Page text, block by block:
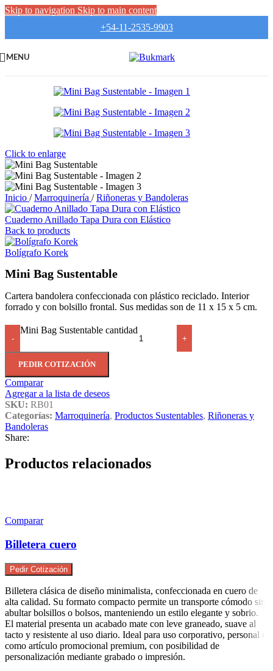
Skip to navigation Skip to main content
+54-11-2535-9903
MENU
Click to enlarge
Inicio / Marroquinería / Riñoneras y Bandoleras
Cuaderno Anillado Tapa Dura con Elástico
Back to products
Bolígrafo Korek
Mini Bag Sustentable
Cartera bandolera confeccionada con plástico reciclado. Interior
forrado y con bolsillo frontal. Sus medidas son de 11 x 15 x 5 cm.
-
Mini Bag Sustentable cantidad
+
PEDIR COTIZACIÓN
Comparar
Agregar a la lista de deseos
SKU: RB01
Categorías: Marroquinería, Productos Sustentables, Riñoneras y
Bandoleras
Share:
Productos relacionados
Comparar
Billetera cuero
Pedir Cotización
Billetera clásica de diseño minimalista, confeccionada en cuero de
alta calidad. Su formato compacto permite un transporte cómodo sin
abultar bolsillos o bolsos, manteniendo un estilo elegante y sobrio.
El material presenta un acabado mate con leve graneado, suave al
tacto y resistente al uso diario. Ideal para uso corporativo, personal o
como artículo promocional premium, con posibilidad de
personalización mediante grabado o impresión.